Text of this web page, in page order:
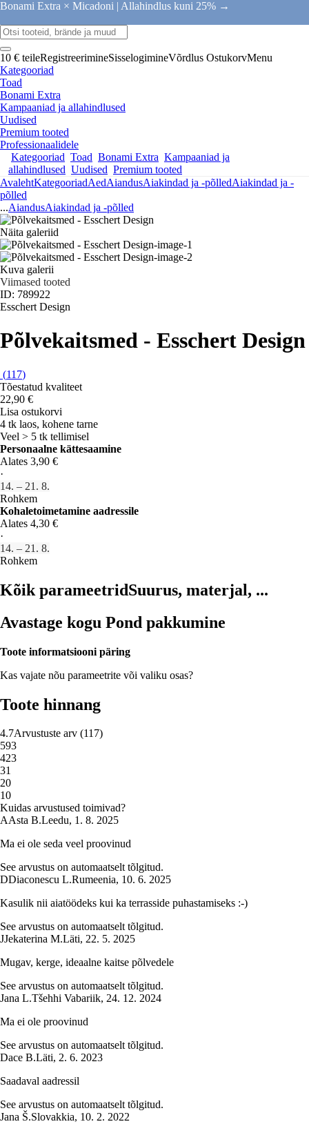
Bonami Extra × Micadoni | Allahindlus kuni 25% →
10 € teileRegistreerimineSisselogimineVõrdlus OstukorvMenu
Kategooriad
Toad
Bonami Extra
Kampaaniad ja allahindlused
Uudised
Premium tooted
Professionaalidele
Kategooriad Toad Bonami Extra Kampaaniad ja
allahindlused Uudised Premium tooted
AvalehtKategooriadAedAiandusAiakindad ja -põlledAiakindad ja -
põlled
...AiandusAiakindad ja -põlled
Näita galeriid
Kuva galerii
Viimased tooted
ID: 789922
Esschert Design
Põlvekaitsmed - Esschert Design
(117)
Tõestatud kvaliteet
22,90 €
Lisa ostukorvi
4 tk laos, kohene tarne
Veel > 5 tk tellimisel
Personaalne kättesaamine
Alates 3,90 €
·
14. – 21. 8.
Rohkem
Kohaletoimetamine aadressile
Alates 4,30 €
·
14. – 21. 8.
Rohkem
Kõik parameetridSuurus, materjal, ...
Avastage kogu Pond pakkumine
Toote informatsiooni päring
Kas vajate nõu parameetrite või valiku osas?
Toote hinnang
4.7Arvustuste arv (117)
593
423
31
20
10
Kuidas arvustused toimivad?
AAsta B.Leedu, 1. 8. 2025
Ma ei ole seda veel proovinud
See arvustus on automaatselt tõlgitud.
DDiaconescu L.Rumeenia, 10. 6. 2025
Kasulik nii aiatöödeks kui ka terrasside puhastamiseks :-)
See arvustus on automaatselt tõlgitud.
JJekaterina M.Läti, 22. 5. 2025
Mugav, kerge, ideaalne kaitse põlvedele
See arvustus on automaatselt tõlgitud.
Jana L.Tšehhi Vabariik, 24. 12. 2024
Ma ei ole proovinud
See arvustus on automaatselt tõlgitud.
Dace B.Läti, 2. 6. 2023
Saadaval aadressil
See arvustus on automaatselt tõlgitud.
Jana Š.Slovakkia, 10. 2. 2022